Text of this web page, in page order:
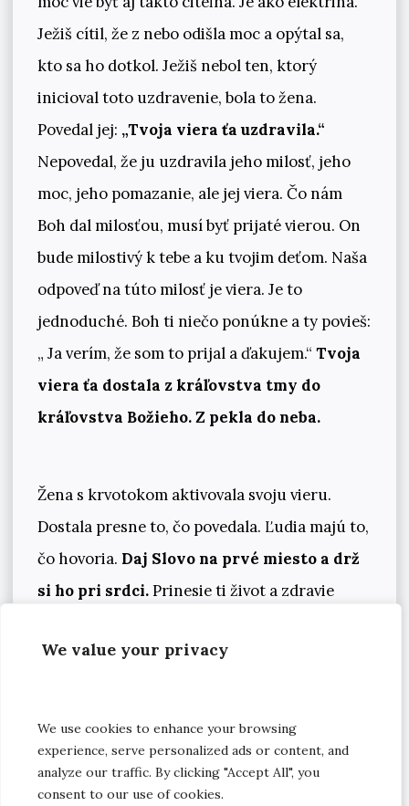
We value your privacy
We use cookies to enhance your browsing
experience, serve personalized ads or content, and
analyze our traffic. By clicking "Accept All", you
consent to our use of cookies.
Ježiš cítil, že z nebo odišla moc a opýtal sa,
kto sa ho dotkol. Ježiš nebol ten, ktorý
inicioval toto uzdravenie, bola to žena.
Povedal jej: „Tvoja viera ťa uzdravila.“
Nepovedal, že ju uzdravila jeho milosť, jeho
moc, jeho pomazanie, ale jej viera. Čo nám
Boh dal milosťou, musí byť prijaté vierou. On
bude milostivý k tebe a ku tvojim deťom. Naša
odpoveď na túto milosť je viera. Je to
jednoduché. Boh ti niečo ponúkne a ty povieš:
„ Ja verím, že som to prijal a ďakujem.“ Tvoja
viera ťa dostala z kráľovstva tmy do
kráľovstva Božieho. Z pekla do neba.
Žena s krvotokom aktivovala svoju vieru.
Dostala presne to, čo povedala. Ľudia majú to,
čo hovoria. Daj Slovo na prvé miesto a drž
si ho pri srdci.Prinesie ti život a zdravie
veľmi vyplatí. Pre teba a aj pre ľudí, ktorých sa
Na záver sa John Huizing modlil za chorých,